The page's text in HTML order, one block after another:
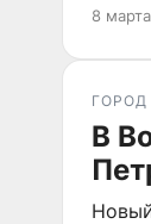
8
ГОРОД
В